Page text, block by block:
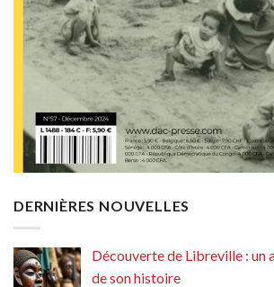
DERNIÈRES NOUVELLES
Découverte de Libreville : un
de son histoire